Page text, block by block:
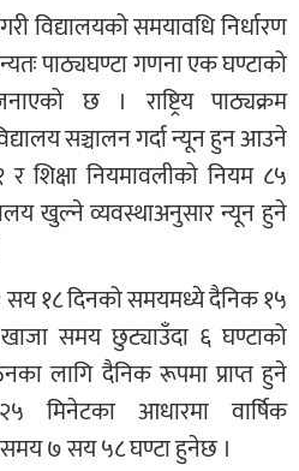
विद्यालयको समयावधि निर्धारण
पाठ्यघण्टा गणना एक घण्टाको
छ । राष्ट्रिय पाठ्यक्रम
सञ्चालन गर्दा न्यून हुन आउने
शिक्षा नियमावलीको नियम ८५
खुल्ने व्यवस्थाअनुसार न्यून हुने
१८ दिनको समयमध्ये दैनिक १५
खाजा समय छुट्याउँदा ६ घण्टाको
लागि दैनिक रूपमा प्राप्त हुने
मिनेटका आधारमा वार्षिक
७ सय ५८ घण्टा हुनेछ ।